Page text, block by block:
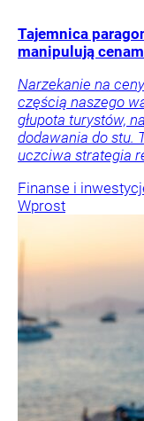
Tajemnica
manipulują
Narzekanie na
częścią naszego
głupota turystów,
dodawania do stu.
uczciwa strategia
Finanse i
Wprost